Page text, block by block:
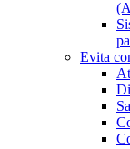
Evita